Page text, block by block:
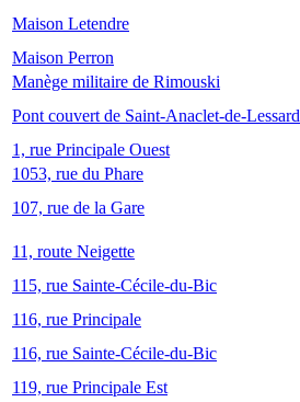
Maison Letendre
Maison Perron
Manège militaire de Rimouski
Pont couvert de Saint-Anaclet-de-Lessard
1, rue Principale Ouest
1053, rue du Phare
107, rue de la Gare
11, route Neigette
115, rue Sainte-Cécile-du-Bic
116, rue Principale
116, rue Sainte-Cécile-du-Bic
119, rue Principale Est